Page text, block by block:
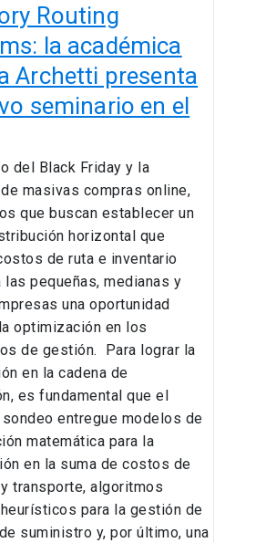
Routing
la académica
Archetti presenta
seminario en el
del Black Friday y la
masivas compras online,
que buscan establecer un
horizontal que
de ruta e inventario
las pequeñas, medianas y
una oportunidad
optimización en los
de gestión. Para lograr la
en la cadena de
es fundamental que el
entregue modelos de
matemática para la
en la suma de costos de
transporte, algoritmos
para la gestión de
suministro y, por último, una